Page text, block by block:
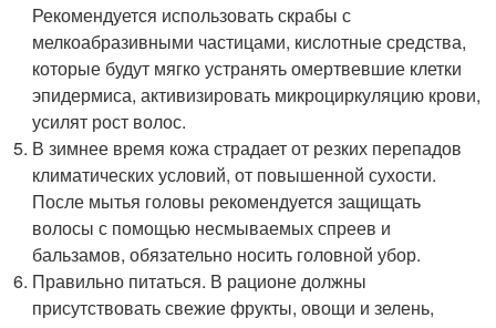
Рекомендуется использовать скрабы с
мелкоабразивными частицами, кислотные средства,
которые будут мягко устранять омертвевшие клетки
эпидермиса, активизировать микроциркуляцию крови,
усилят рост волос.
В зимнее время кожа страдает от резких перепадов
климатических условий, от повышенной сухости.
После мытья головы рекомендуется защищать
волосы с помощью несмываемых спреев и
бальзамов, обязательно носить головной убор.
Правильно питаться. В рационе должны
присутствовать свежие фрукты, овощи и зелень,